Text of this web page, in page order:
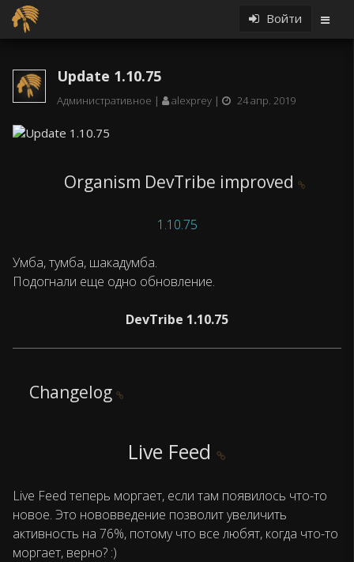
Войти
Update 1.10.75
Административное alexprey 24 апр. 2019
Organism DevTribe improved
1.10.75
Умба, тумба, шакадумба.
Подогнали еще одно обновление.
DevTribe 1.10.75
Changelog
Live Feed
Live Feed теперь моргает, если там появилось что-то
новое. Это нововведение позволит увеличить
активность на 76%, потому что все любят, когда что-то
моргает, верно? :)